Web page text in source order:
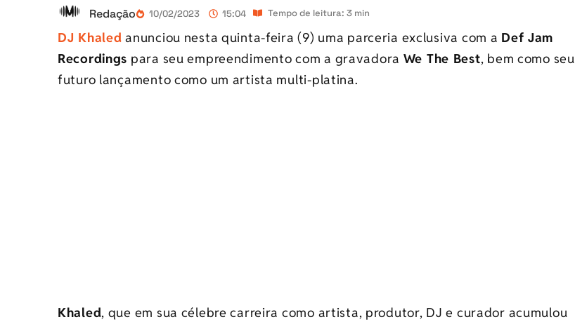
Redação 10/02/2023 15:04 Tempo de leitura: 3 min
DJ Khaled anunciou nesta quinta-feira (9) uma parceria exclusiva com a Def Jam
Recordings para seu empreendimento com a gravadora We The Best, bem como seu
futuro lançamento como um artista multi-platina.
Khaled, que em sua célebre carreira como artista, produtor, DJ e curador acumulou